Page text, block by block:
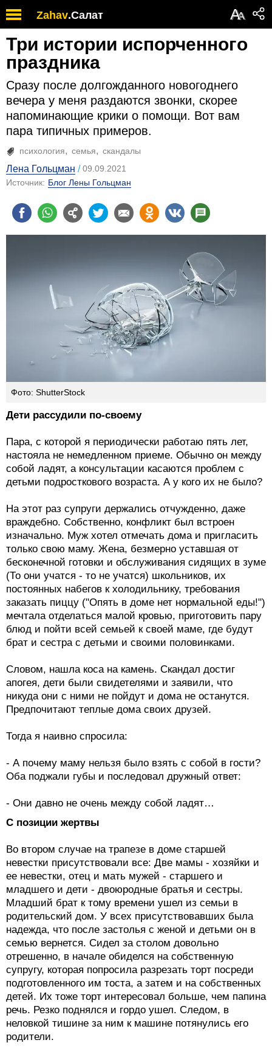
Zahav.Салат АА
Три истории испорченного
праздника
Сразу после долгожданного новогоднего
вечера у меня раздаются звонки, скорее
напоминающие крики о помощи. Вот вам
пара типичных примеров.
психология семья скандалы
Лена Гольцман
09.09.2021
Источник: Блог Лены Гольцман
Фото: ShutterStock
Дети рассудили по-своему
Пара, с которой я периодически работаю пять лет,
настояла не немедленном приеме. Обычно он между
собой ладят, а консультации касаются проблем с
детьми подросткового возраста. А у кого их не было?
На этот раз супруги держались отчужденно, даже
враждебно. Собственно, конфликт был встроен
изначально. Муж хотел отмечать дома и пригласить
только свою маму. Жена, безмерно уставшая от
бесконечной готовки и обслуживания сидящих в зуме
(То они учатся - то не учатся) школьников, их
постоянных набегов к холодильнику, требования
заказать пиццу ("Опять в доме нет нормальной еды!")
мечтала отделаться малой кровью, приготовить пару
блюд и пойти всей семьей к своей маме, где будут
брат и сестра с детьми и своими половинками.
Словом, нашла коса на камень. Скандал достиг
апогея, дети были свидетелями и заявили, что
никуда они с ними не пойдут и дома не останутся.
Предпочитают теплые дома своих друзей.
Тогда я наивно спросила:
- А почему маму нельзя было взять с собой в гости?
Оба поджали губы и последовал дружный ответ:
- Они давно не очень между собой ладят…
С позиции жертвы
Во втором случае на трапезе в доме старшей
невестки присутствовали все: Две мамы - хозяйки и
ее невестки, отец и мать мужей - старшего и
младшего и дети - двоюродные братья и сестры.
Младший брат к тому времени ушел из семьи в
родительский дом. У всех присутствовавших была
надежда, что после застолья с женой и детьми он в
семью вернется. Сидел за столом довольно
отрешенно, в начале обиделся на собственную
супругу, которая попросила разрезать торт посреди
подготовленного им тоста, а затем и на собственных
детей. Их тоже торт интересовал больше, чем папина
речь. Резко поднялся и гордо ушел. Следом, в
неловкой тишине за ним к машине потянулись его
родители.